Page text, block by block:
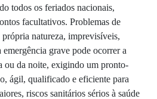
todos os feriados nacionais,
facultativos. Problemas de
natureza, imprevisíveis,
grave pode ocorrer a
ou da noite, exigindo um pronto-
ágil, qualificado e eficiente para
riscos sanitários sérios à saúde